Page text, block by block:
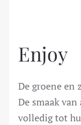
Enjoy
De groene en
De smaak
volledig tot